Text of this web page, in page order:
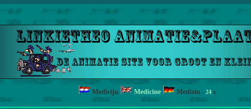
Medicijn Medicine Medizin - 24 x